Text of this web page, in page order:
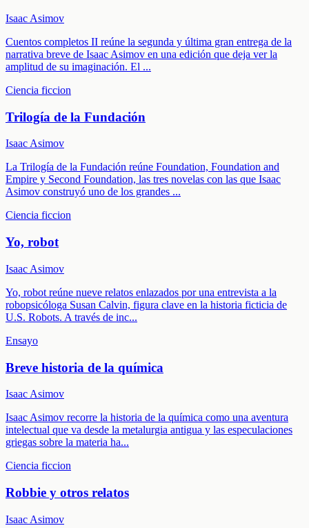
Isaac Asimov
Cuentos completos II reúne la segunda y última gran entrega de la
narrativa breve de Isaac Asimov en una edición que deja ver la
amplitud de su imaginación. El ...
Ciencia ficcion
Trilogía de la Fundación
Isaac Asimov
La Trilogía de la Fundación reúne Foundation, Foundation and
Empire y Second Foundation, las tres novelas con las que Isaac
Asimov construyó uno de los grandes ...
Ciencia ficcion
Yo, robot
Isaac Asimov
Yo, robot reúne nueve relatos enlazados por una entrevista a la
robopsicóloga Susan Calvin, figura clave en la historia ficticia de
U.S. Robots. A través de inc...
Ensayo
Breve historia de la química
Isaac Asimov
Isaac Asimov recorre la historia de la química como una aventura
intelectual que va desde la metalurgia antigua y las especulaciones
griegas sobre la materia ha...
Ciencia ficcion
Robbie y otros relatos
Isaac Asimov